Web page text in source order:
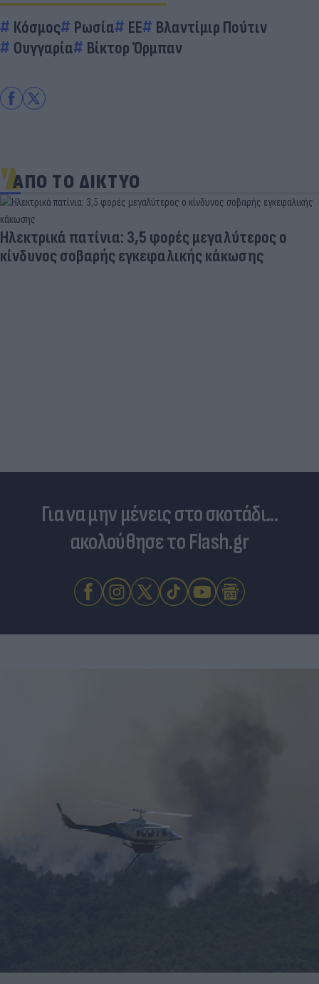
Κόσμος Ρωσία EE
Βλαντίμιρ Πούτιν
Ουγγαρία
Βίκτορ Όρμπαν
ΑΠΟ ΤΟ ΔΙΚΤΥΟ
Ηλεκτρικά πατίνια: 3,5 φορές μεγαλύτερος ο
κίνδυνος σοβαρής εγκεφαλικής κάκωσης
Για να μην μένεις στο σκοτάδι...
ακολούθησε το Flash.gr